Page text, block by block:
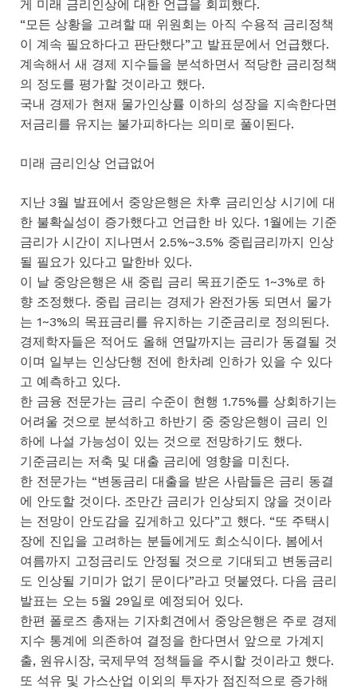
게 미래 금리인상에 대한 언급을 회피했다.
“모든 상황을 고려할 때 위원회는 아직 수용적 금리정책
이 계속 필요하다고 판단했다”고 발표문에서 언급했다.
계속해서 새 경제 지수들을 분석하면서 적당한 금리정책
의 정도를 평가할 것이라고 했다.
국내 경제가 현재 물가인상률 이하의 성장을 지속한다면
저금리를 유지는 불가피하다는 의미로 풀이된다.
미래 금리인상 언급없어
지난 3월 발표에서 중앙은행은 차후 금리인상 시기에 대
한 불확실성이 증가했다고 언급한 바 있다. 1월에는 기준
금리가 시간이 지나면서 2.5%~3.5% 중립금리까지 인상
될 필요가 있다고 말한바 있다.
이 날 중앙은행은 새 중립 금리 목표기준도 1~3%로 하
향 조정했다. 중립 금리는 경제가 완전가동 되면서 물가
는 1~3%의 목표금리를 유지하는 기준금리로 정의된다.
경제학자들은 적어도 올해 연말까지는 금리가 동결될 것
이며 일부는 인상단행 전에 한차례 인하가 있을 수 있다
고 예측하고 있다.
한 금융 전문가는 금리 수준이 현행 1.75%를 상회하기는
어려울 것으로 분석하고 하반기 중 중앙은행이 금리 인
하에 나설 가능성이 있는 것으로 전망하기도 했다.
기준금리는 저축 및 대출 금리에 영향을 미친다.
한 전문가는 “변동금리 대출을 받은 사람들은 금리 동결
에 안도할 것이다. 조만간 금리가 인상되지 않을 것이라
는 전망이 안도감을 깊게하고 있다”고 했다. “또 주택시
장에 진입을 고려하는 분들에게도 희소식이다. 봄에서
여름까지 고정금리도 안정될 것으로 기대되고 변동금리
도 인상될 기미가 없기 문이다”라고 덧붙였다. 다음 금리
발표는 오는 5월 29일로 예정되어 있다.
한편 폴로즈 총재는 기자회견에서 중앙은행은 주로 경제
지수 통계에 의존하여 결정을 한다면서 앞으로 가계지
출, 원유시장, 국제무역 정책들을 주시할 것이라고 했다.
또 석유 및 가스산업 이외의 투자가 점진적으로 증가해